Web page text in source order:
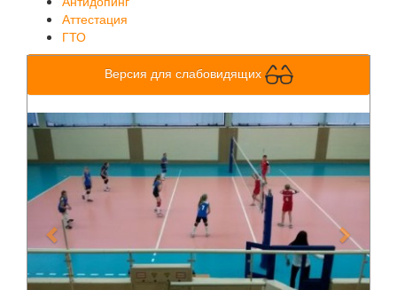
Аттестация
ГТО
Версия для слабовидящих
Previous Next